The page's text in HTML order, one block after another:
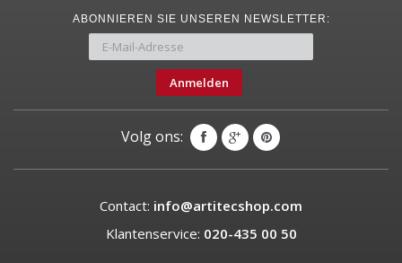
ABONNIEREN SIE UNSEREN NEWSLETTER:
Anmelden
Volg ons:
Contact: info@artitecshop.com
Klantenservice: 020-435 00 50